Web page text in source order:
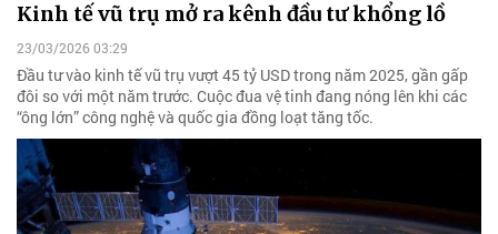
Kinh tế vũ trụ mở ra kênh đầu tư khổng lồ
23/03/2026 03:29
Đầu tư vào kinh tế vũ trụ vượt 45 tỷ USD trong năm 2025, gần gấp
đôi so với một năm trước. Cuộc đua vệ tinh đang nóng lên khi các
“ông lớn” công nghệ và quốc gia đồng loạt tăng tốc.